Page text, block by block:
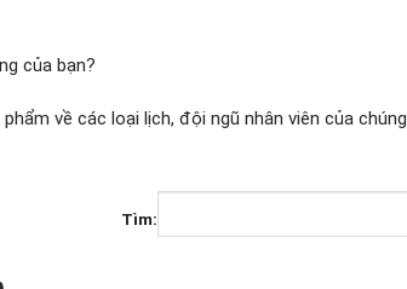
của bạn?
về các loại lịch, đội ngũ nhân viên của chúng
Tìm: